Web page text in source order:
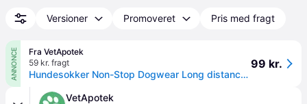
Versioner Promoveret Pris med fragt
ANNONCE
Fra VetApotek
59 kr. fragt
Hundesokker Non-Stop Dogwear Long distance bootie Blue 4xM
99 kr.
VetApotek